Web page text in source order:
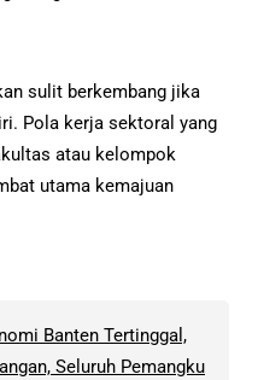
sulit berkembang jika
Pola kerja sektoral yang
atau kelompok
utama kemajuan
Banten Tertinggal,
Seluruh Pemangku